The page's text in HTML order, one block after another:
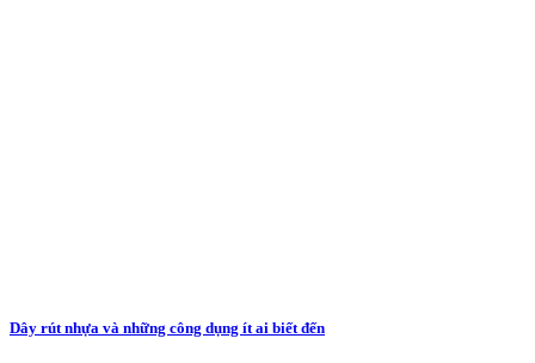
Dây rút nhựa và những công dụng ít ai biết đến